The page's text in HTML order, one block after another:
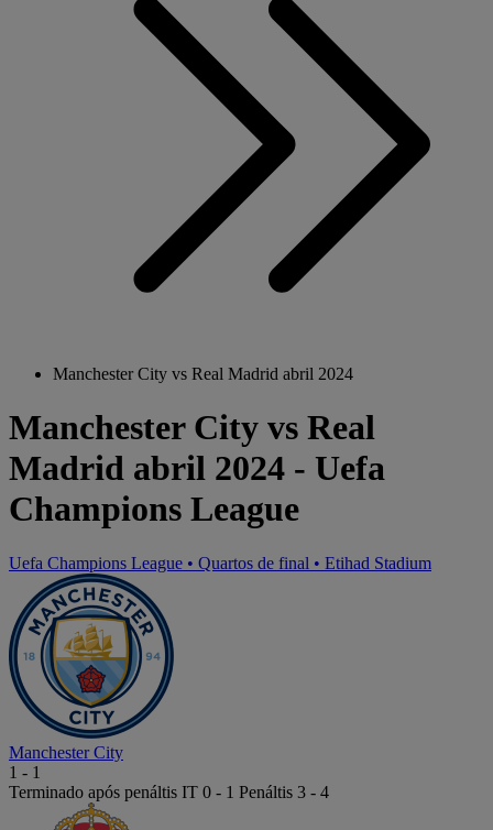
Manchester City vs Real Madrid abril 2024
Manchester City vs Real
Madrid abril 2024 - Uefa
Champions League
Uefa Champions League • Quartos de final • Etihad Stadium
Manchester City
1 - 1
Terminado após penáltis IT 0 - 1 Penáltis 3 - 4